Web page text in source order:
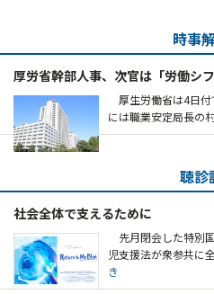
時事
厚労省幹部人事、次官は「労働シ
厚生労働省は4日付
には職業安定局長の
聴診
社会全体で支えるために
先月閉会した特別
児支援法が衆参共に
き